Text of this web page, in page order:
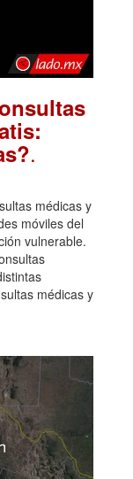
.
médicas y
móviles del
vulnerable.
médicas y